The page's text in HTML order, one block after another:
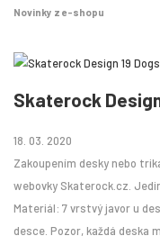
Novinky z e-shopu
Skaterock
18. 03. 2020
Zakoupením desky nebo
webovky Skaterock.cz.
Materiál: 7 vrstvý javor u
desce. Pozor, každá deska